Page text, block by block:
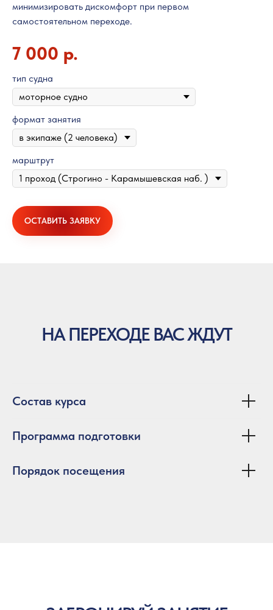
минимизировать дискомфорт при первом
самостоятельном переходе.
7 000 р.
тип судна
формат занятия
марштрут
ОСТАВИТЬ ЗАЯВКУ
НА ПЕРЕХОДЕ ВАС ЖДУТ
Состав курса
Программа подготовки
Порядок посещения